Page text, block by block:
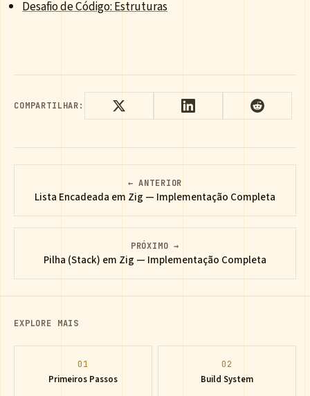
Desafio de Código: Estruturas
COMPARTILHAR:
← ANTERIOR
Lista Encadeada em Zig — Implementação Completa
PRÓXIMO →
Pilha (Stack) em Zig — Implementação Completa
EXPLORE MAIS
01
Primeiros Passos
02
Build System